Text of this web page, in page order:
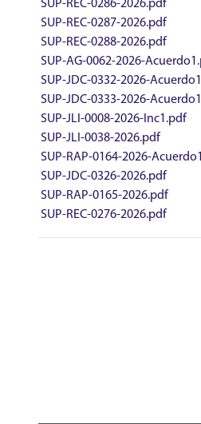
SUP-REC-0286-2026.pdf
SUP-REC-0287-2026.pdf
SUP-REC-0288-2026.pdf
SUP-AG-0062-2026-
SUP-JDC-0332-2026-
SUP-JDC-0333-2026-
SUP-JLI-0008-2026-Inc1.pdf
SUP-JLI-0038-2026.pdf
SUP-RAP-0164-2026-
SUP-JDC-0326-2026.pdf
SUP-RAP-0165-2026.pdf
SUP-REC-0276-2026.pdf